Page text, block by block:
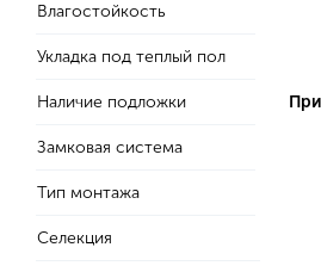
Влагостойкость
Укладка под теплый пол
Наличие подложки
Замковая система
Тип монтажа
Селекция